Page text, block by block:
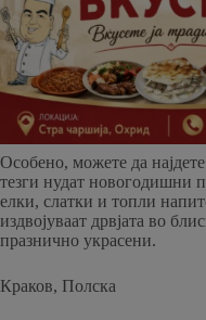
Особено, можете да
тезги нудат новогодишни
елки, слатки и топли
издвојуваат дрвјата во
празнично украсени.
Краков, Полска